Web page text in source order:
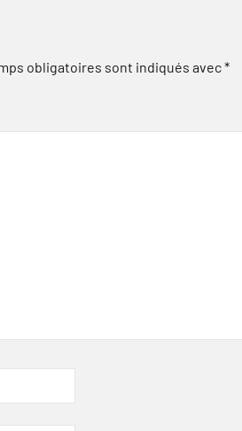
obligatoires sont indiqués avec*